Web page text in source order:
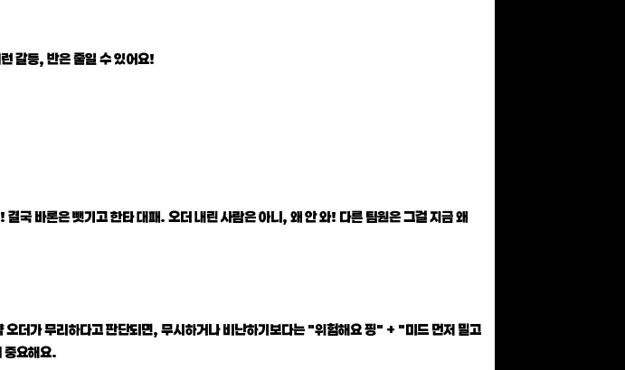
갈등, 반은 줄일 수 있어요!
국 바론은 뺏기고 한타 대패. 오더 내린 사람은 아니, 왜 안 와! 다른 팀원은 그걸 지금 왜
더가 무리하다고 판단되면, 무시하거나 비난하기보다는 "위험해요 핑" + "미드 먼저 밀고
중요해요.